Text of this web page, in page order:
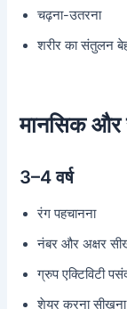
चढ़ना-उतरना
शरीर का संतुलन
मानसिक और
3–4 वर्ष
रंग पहचानना
नंबर और अक्षर
ग्रुप एक्टिविटी
शेयर करना सीखना